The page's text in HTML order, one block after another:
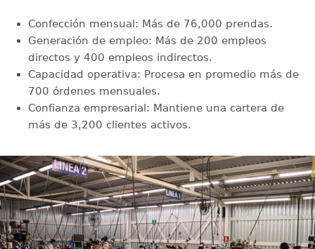
Confección mensual: Más de 76,000 prendas.
Generación de empleo: Más de 200 empleos
directos y 400 empleos indirectos.
Capacidad operativa: Procesa en promedio más de
700 órdenes mensuales.
Confianza empresarial: Mantiene una cartera de
más de 3,200 clientes activos.